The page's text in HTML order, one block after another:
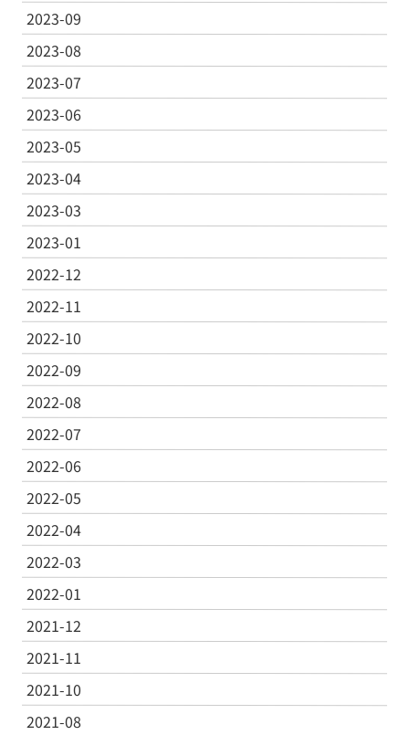
2023-09
2023-08
2023-07
2023-06
2023-05
2023-04
2023-03
2023-01
2022-12
2022-11
2022-10
2022-09
2022-08
2022-07
2022-06
2022-05
2022-04
2022-03
2022-01
2021-12
2021-11
2021-10
2021-08